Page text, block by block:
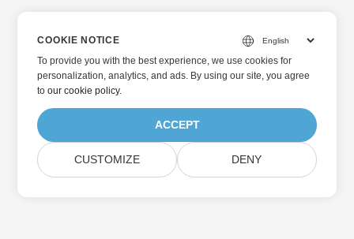
COOKIE NOTICE
To provide you with the best experience, we use cookies for
personalization, analytics, and ads. By using our site, you agree
toour cookie policy.
ACCEPT
CUSTOMIZE DENY